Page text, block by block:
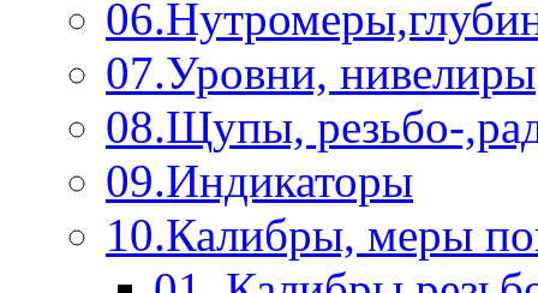
07.Уровни, нивелиры
08.Щупы, резьбо-
09.Индикаторы
10.Калибры, меры